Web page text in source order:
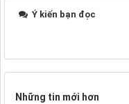
Ý kiến bạn đọc
Những tin mới hơn